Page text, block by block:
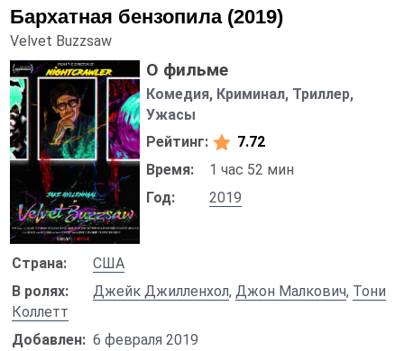
Бархатная бензопила (2019)
Velvet Buzzsaw
О фильме
Комедия, Криминал, Триллер,
Ужасы
Рейтинг:
7.72
Время:
1 час 52 мин
Год:
2019
Страна:
США
В ролях:
Джейк Джилленхол, Джон Малкович, Тони
Коллетт
Добавлен: 6 февраля 2019